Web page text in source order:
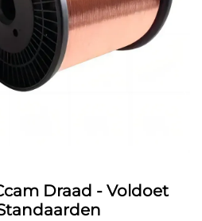
Draad - Voldoet